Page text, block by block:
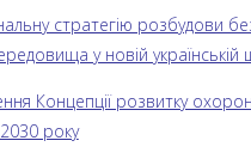
стратегію розбудови
у новій українській
Концепції розвитку
року